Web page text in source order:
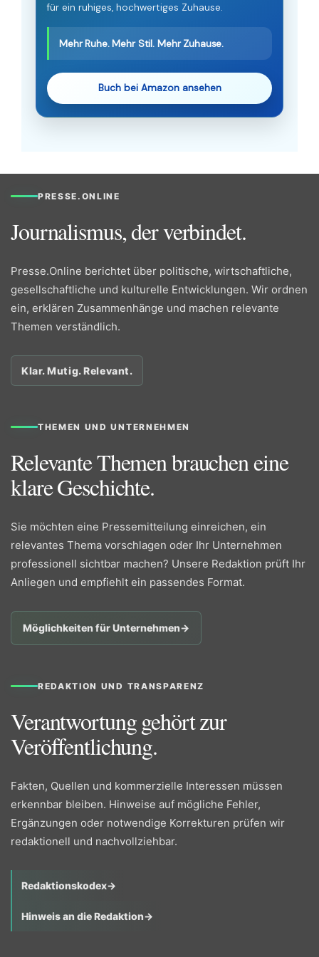
für ein ruhiges, hochwertiges Zuhause.
Mehr Ruhe. Mehr Stil. Mehr Zuhause.
Buch bei Amazon ansehen
PRESSE.ONLINE
Journalismus, der verbindet.
Presse.Online berichtet über politische, wirtschaftliche,
gesellschaftliche und kulturelle Entwicklungen. Wir ordnen
ein, erklären Zusammenhänge und machen relevante
Themen verständlich.
Klar. Mutig. Relevant.
THEMEN UND UNTERNEHMEN
Relevante Themen brauchen eine
klare Geschichte.
Sie möchten eine Pressemitteilung einreichen, ein
relevantes Thema vorschlagen oder Ihr Unternehmen
professionell sichtbar machen? Unsere Redaktion prüft Ihr
Anliegen und empfiehlt ein passendes Format.
Möglichkeiten für Unternehmen→
REDAKTION UND TRANSPARENZ
Verantwortung gehört zur
Veröffentlichung.
Fakten, Quellen und kommerzielle Interessen müssen
erkennbar bleiben. Hinweise auf mögliche Fehler,
Ergänzungen oder notwendige Korrekturen prüfen wir
redaktionell und nachvollziehbar.
Redaktionskodex→
Hinweis an die Redaktion→